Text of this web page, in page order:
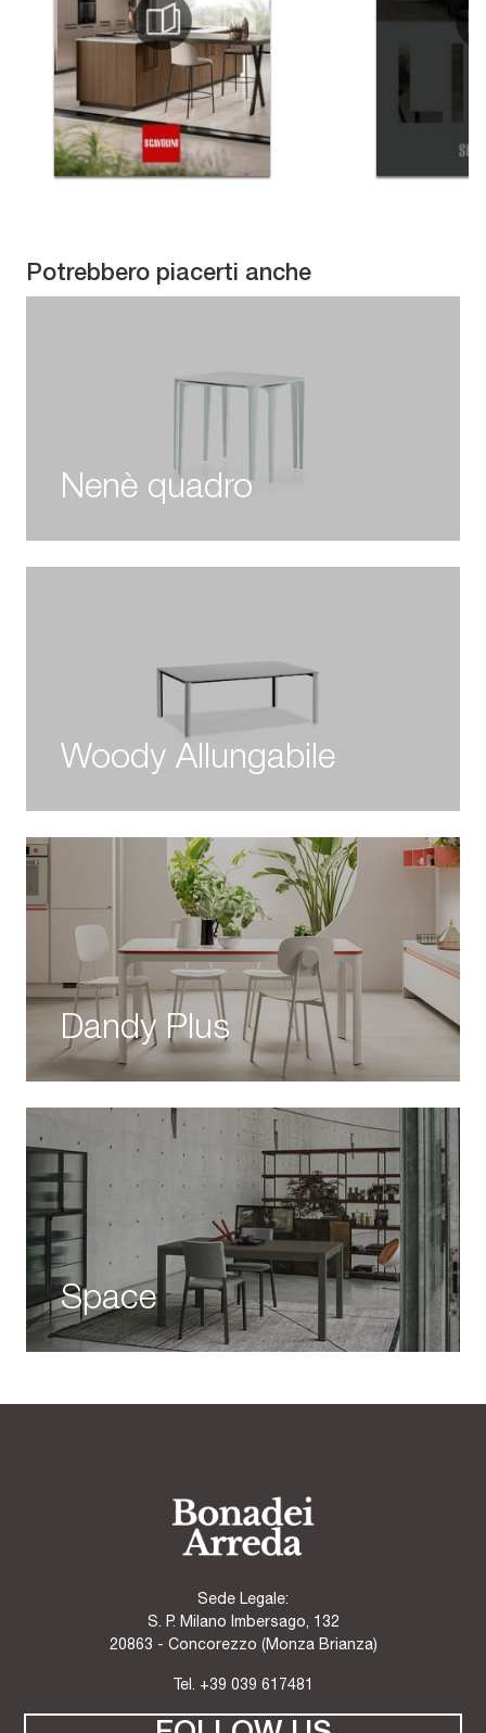
Potrebbero piacerti anche
Nenè quadro
Woody Allungabile
Dandy Plus
Space
Sede Legale:
S. P. Milano Imbersago, 132
20863 - Concorezzo (Monza Brianza)
Tel. +39 039 617481